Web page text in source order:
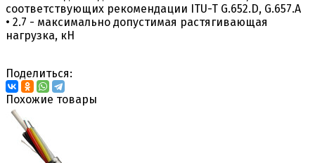
соответствующих рекомендации ITU-T G.652.D, G.657.A
• 2.7 - максимально допустимая растягивающая
нагрузка, кН
Поделиться:
Похожие товары